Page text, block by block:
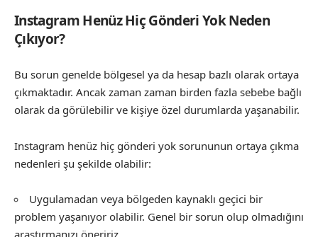
Instagram Henüz Hiç Gönderi Yok Neden
Çıkıyor?
Bu sorun genelde bölgesel ya da hesap bazlı olarak ortaya
çıkmaktadır. Ancak zaman zaman birden fazla sebebe bağlı
olarak da görülebilir ve kişiye özel durumlarda yaşanabilir.
Instagram henüz hiç gönderi yok sorununun ortaya çıkma
nedenleri şu şekilde olabilir:
Uygulamadan veya bölgeden kaynaklı geçici bir
problem yaşanıyor olabilir. Genel bir sorun olup olmadığını